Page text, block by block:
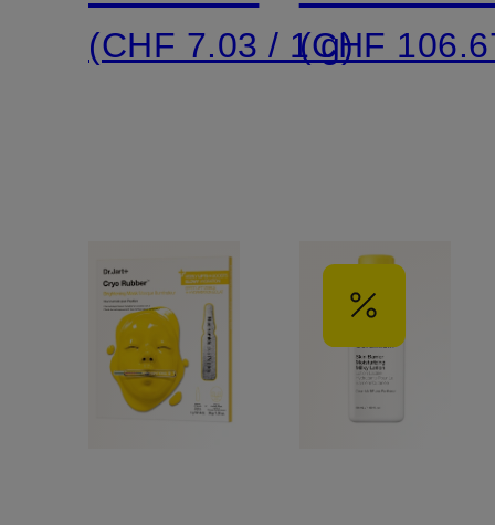
MASK
(CHF 7.03 / 1 g)
PLUMP
(CHF